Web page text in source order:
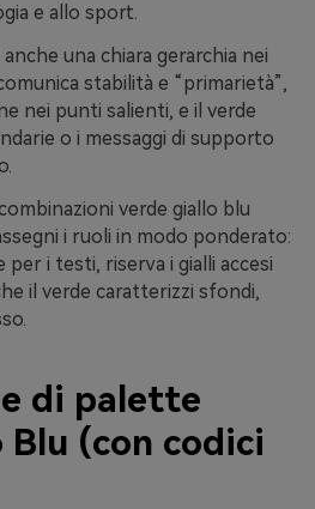
e allo sport.
una chiara gerarchia nei
stabilità e “primarietà”,
nei punti salienti, e il verde
o i messaggi di supporto
verde giallo blu
i ruoli in modo ponderato:
i testi, riserva i gialli accesi
il verde caratterizzi sfondi,
di palette
Blu (con codici